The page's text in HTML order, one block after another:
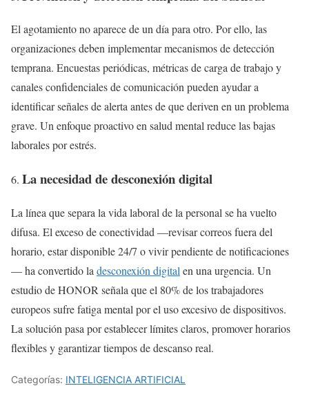
El agotamiento no aparece de un día para otro. Por ello, las
organizaciones deben implementar mecanismos de detección
temprana. Encuestas periódicas, métricas de carga de trabajo y
canales confidenciales de comunicación pueden ayudar a
identificar señales de alerta antes de que deriven en un problema
grave. Un enfoque proactivo en salud mental reduce las bajas
laborales por estrés.
La necesidad de desconexión digital
La línea que separa la vida laboral de la personal se ha vuelto
difusa. El exceso de conectividad —revisar correos fuera del
horario, estar disponible 24/7 o vivir pendiente de notificaciones
— ha convertido la desconexión digital en una urgencia. Un
estudio de HONOR señala que el 80% de los trabajadores
europeos sufre fatiga mental por el uso excesivo de dispositivos.
La solución pasa por establecer límites claros, promover horarios
flexibles y garantizar tiempos de descanso real.
Categorías: INTELIGENCIA ARTIFICIAL